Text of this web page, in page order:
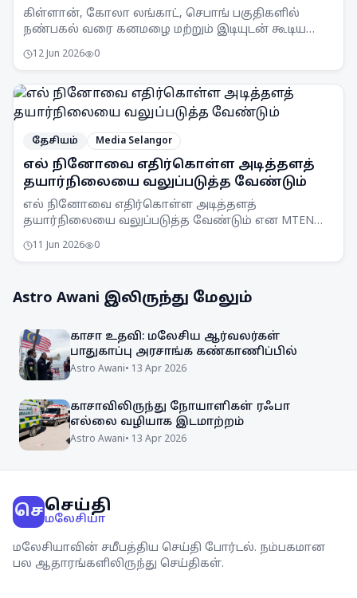
கிள்ளான், கோலா லங்காட், செபாங் பகுதிகளில்
நண்பகல் வரை கனமழை மற்றும் இடியுடன் கூடிய
எச்சரிக்கை விடுத்துள்ளது.
12 Jun 2026 0
தேசியம் Media Selangor
எல் நினோவை எதிர்கொள்ள அடித்தளத்
தயார்நிலையை வலுப்படுத்த வேண்டும்
எல் நினோவை எதிர்கொள்ள அடித்தளத்
தயார்நிலையை வலுப்படுத்த வேண்டும் என MTEN
விழிப்புணர்வு அதிகரிக்கப்படும்.
11 Jun 2026 0
Astro Awani இலிருந்து மேலும்
காசா உதவி: மலேசிய ஆர்வலர்கள்
பாதுகாப்பு அரசாங்க கண்காணிப்பில்
Astro Awani• 13 Apr 2026
காசாவிலிருந்து நோயாளிகள் ரஃபா
எல்லை வழியாக இடமாற்றம்
Astro Awani• 13 Apr 2026
செசெய்தி
மலேசியா
மலேசியாவின் சமீபத்திய செய்தி போர்டல். நம்பகமான
பல ஆதாரங்களிலிருந்து செய்திகள்.